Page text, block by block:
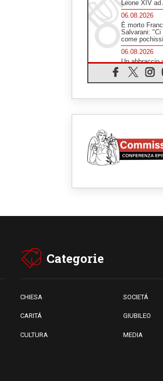
Leone XIV ad
06.08.2026
È morto
Salvarani: "Ci
come
06.08.2026
Un abbraccio
la grande
giovani ad
Il grazie dei
separano gli
06.08.2026
06.08.2026
Hiroshima e
di preghiera
Categorie
CHIESA SOCIETÁ
CARITÁ GIUBILEO
CULTURA MEDIA